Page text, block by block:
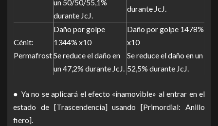
un 50/50/55,1%
durante JcJ.
durante JcJ.
Cénit:
Permafrost
Daño por golpe
1344% x10
Se reduce el daño en
un 47,2% durante JcJ.
Daño por golpe 1478%
x10
Se reduce el daño en un
52,5% durante JcJ.
● Ya no se aplicará el efecto «inamovible» al entrar en el
estado de [Trascendencia] usando [Primordial: Anillo
fiero].